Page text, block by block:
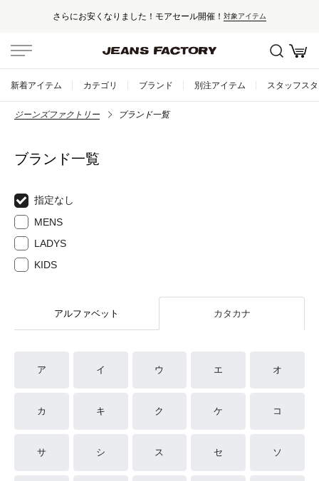
さらにお安くなりました！モアセール開催！ 対象アイテム
新着アイテム カテゴリ ブランド 別注アイテム スタッフス
ジーンズファクトリー ブランド一覧
ブランド一覧
指定なし
MENS
LADYS
KIDS
アルファベット カタカナ
ア イ ウ エ オ
カ キ ク ケ コ
サ シ ス セ ソ